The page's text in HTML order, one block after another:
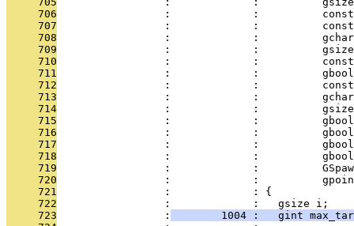
     706
:             :
     707
:             :
     708
:             :
     709
:             :
     710
:             :
     711
:             :
     712
:             :
     713
:             :
     714
:             :
     715
:             :
     716
:             :
     717
:             :
     718
:             :
     719
:             :
     720
:             :
     721
                 :             : {
     722
                 :             :   gsize i;
     723
                 :
1004 :   gint